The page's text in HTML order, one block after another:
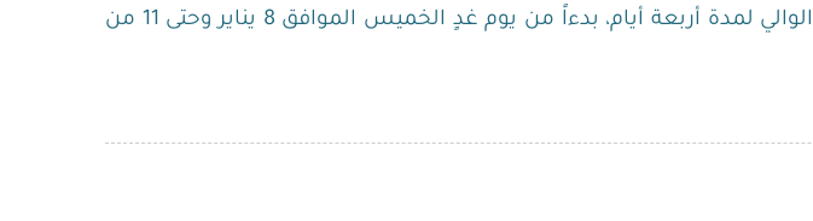
الملتقى في قاعة مكتب الوالي لمدة أربعة أيام، بدءاً من يوم غدٍ الخميس الموافق 8 يناير وحتى 11 من